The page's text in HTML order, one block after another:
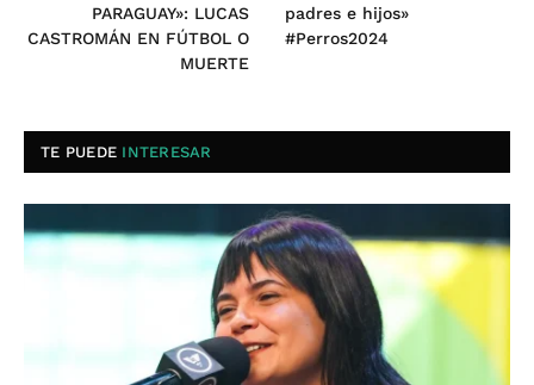
PARAGUAY»: LUCAS
CASTROMÁN EN FÚTBOL O
MUERTE
padres e hijos»
#Perros2024
TE PUEDE INTERESAR